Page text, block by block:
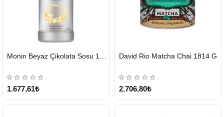
GÖNDERİ
1.677,61₺
GÖNDERİ
David Rio Matcha Chai 1814 G
2.706,80₺